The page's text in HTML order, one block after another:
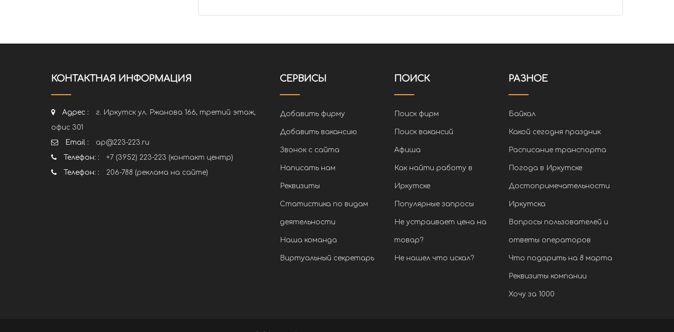
КОНТАКТНАЯ ИНФОРМАЦИЯ
Адрес :
г. Иркутск ул. Ржанова 166, третий этаж,
офис 301
Email :
ap@223-223.ru
Телефон: :
+7 (3952) 223-223 (контакт центр)
Телефон: :
206-788 (реклама на сайте)
СЕРВИСЫ
Добавить фирму
Добавить вакансию
Звонок с сайта
Написать нам
Реквизиты
Статистика по видам
деятельности
Наша команда
Виртуальный секретарь
ПОИСК
Поиск фирм
Поиск вакансий
Афиша
Как найти работу в
Иркутске
Популярные запросы
Не устраивает цена на
товар?
Не нашел что искал?
РАЗНОЕ
Байкал
Какой сегодня праздник
Расписание транспорта
Погода в Иркутске
Достопримечательности
Иркутска
Вопросы пользователей и
ответы операторов
Что подарить на 8 марта
Реквизиты компании
Хочу за 1000